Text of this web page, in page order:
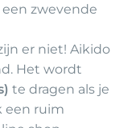
zwevende
er niet! Aikido
Het wordt
te dragen als je
een ruim